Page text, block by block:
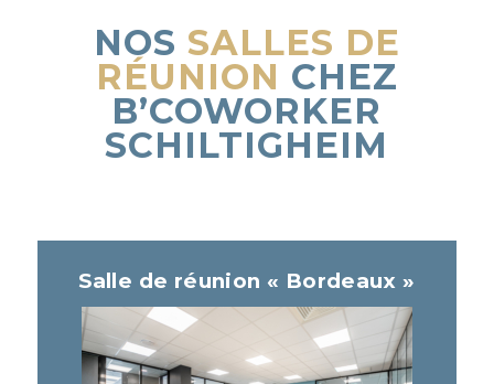
NOS SALLES DE
RÉUNION CHEZ
B’COWORKER
SCHILTIGHEIM
Salle de réunion « Bordeaux »